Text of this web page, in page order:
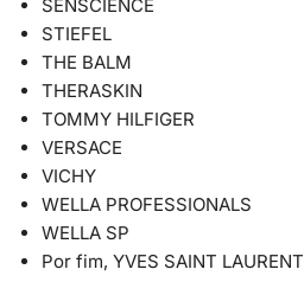
SENSCIENCE
STIEFEL
THE BALM
THERASKIN
TOMMY HILFIGER
VERSACE
VICHY
WELLA PROFESSIONALS
WELLA SP
Por fim, YVES SAINT LAURENT